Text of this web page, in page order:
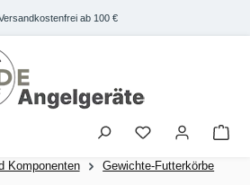
ab 100 €
Komponenten
Gewichte-Futterkörbe